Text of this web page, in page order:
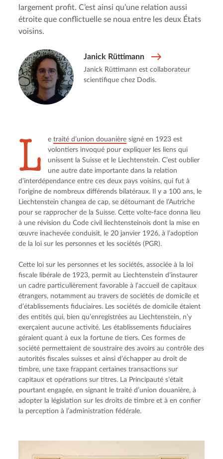
largement profit. C’est ainsi qu’une relation aussi
étroite que conflictuelle se noua entre les deux États
voisins.
Janick Rüttimann
Janick Rüttimann est collaborateur
scientifique chez Dodis.
L e traité d’union douanière signé en 1923 est
volontiers invoqué pour expliquer les liens qui
unissent la Suisse et le Liechtenstein. C’est oublier
une autre date importante dans la relation
d’interdépendance entre ces deux pays voisins, qui fut à
l’origine de nombreux différends bilatéraux. Il y a 100 ans, le
Liechtenstein changea de cap, se détournant de l’Autriche
pour se rapprocher de la Suisse. Cette volte-face donna lieu
à une révision du Code civil liechtensteinois dont la mise en
œuvre inachevée conduisit, le 20 janvier 1926, à l’adoption
de la loi sur les personnes et les sociétés (PGR).
Cette loi sur les personnes et les sociétés, associée à la loi
fiscale libérale de 1923, permit au Liechtenstein d’instaurer
un cadre particulièrement favorable à l’accueil de capitaux
étrangers, notamment au travers de sociétés de domicile et
d’établissements fiduciaires. Les sociétés de domicile étaient
des entités qui, bien qu’enregistrées au Liechtenstein, n’y
exerçaient aucune activité. Les établissements fiduciaires
géraient quant à eux la fortune de tiers. Ces formes de
société permettaient de soustraire des avoirs au contrôle des
autorités fiscales suisses et ainsi d’échapper au droit de
timbre, une taxe frappant certaines transactions sur
capitaux et opérations sur titres. La Principauté s’était
pourtant engagée, en signant le traité d’union douanière, à
adopter la législation sur les droits de timbre et à en confier
la perception à l’administration fédérale.